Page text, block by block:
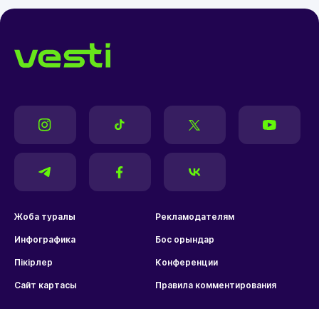
Жоба туралы Рекламодателям
Инфографика Бос орындар
Пікірлер Конференции
Сайт картасы Правила комментирования